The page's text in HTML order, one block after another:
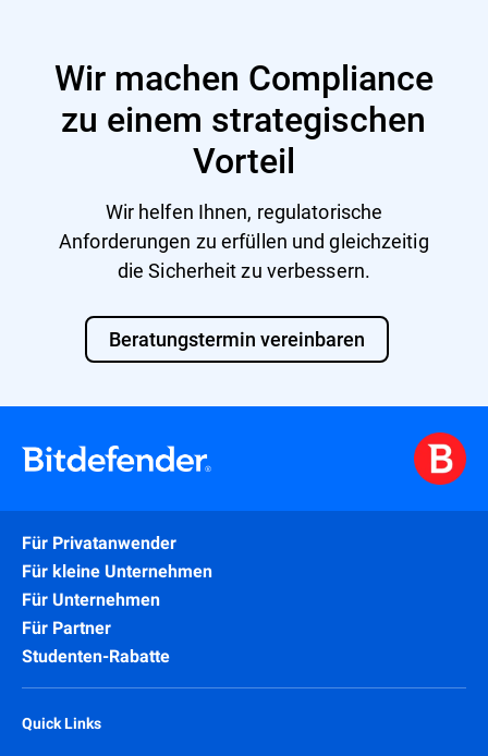
Wir machen Compliance
zu einem strategischen
Vorteil
Wir helfen Ihnen, regulatorische
Anforderungen zu erfüllen und gleichzeitig
die Sicherheit zu verbessern.
Beratungstermin vereinbaren
Für Privatanwender
Für kleine Unternehmen
Für Unternehmen
Für Partner
Studenten-Rabatte
Quick Links